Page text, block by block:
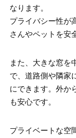
なります。
プライバシー性が
さんやペットを安
また、大きな窓を
で、道路側や隣家
にできます。外か
も安心です。
プライベートな空